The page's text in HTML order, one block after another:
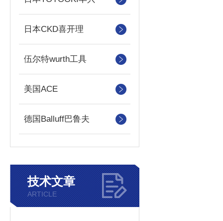
日本CKD喜开理
伍尔特wurth工具
美国ACE
德国Balluff巴鲁夫
技术文章
ARTICLE